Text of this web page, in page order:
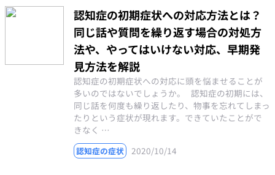
認知症の初期症状への対応方法とは？
同じ話や質問を繰り返す場合の対処方
法や、やってはいけない対応、早期発
見方法を解説
認知症の初期症状への対応に頭を悩ませることが
多いのではないでしょうか。 認知症の初期には、
同じ話を何度も繰り返したり、物事を忘れてしまっ
たりという症状が現れます。できていたことがで
きなく …
認知症の症状 2020/10/14